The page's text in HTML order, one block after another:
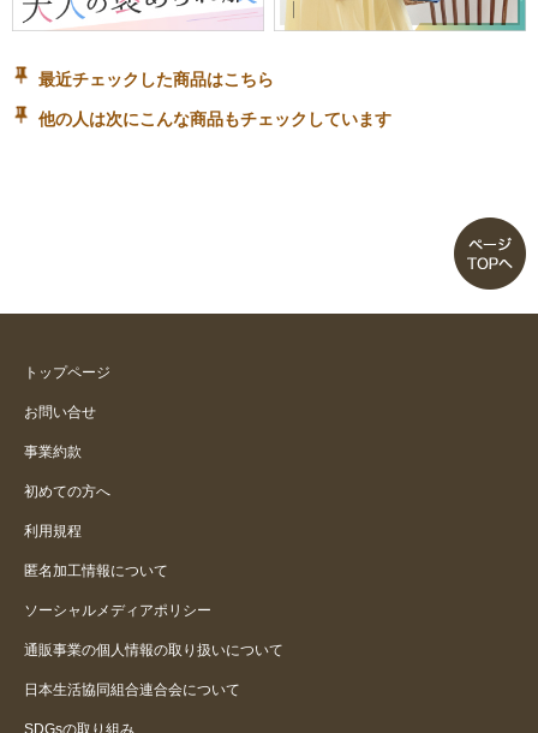
最近チェックした商品はこちら
他の人は次にこんな商品もチェックしています
トップページ
お問い合せ
事業約款
初めての方へ
利用規程
匿名加工情報について
ソーシャルメディアポリシー
通販事業の個人情報の取り扱いについて
日本生活協同組合連合会について
SDGsの取り組み